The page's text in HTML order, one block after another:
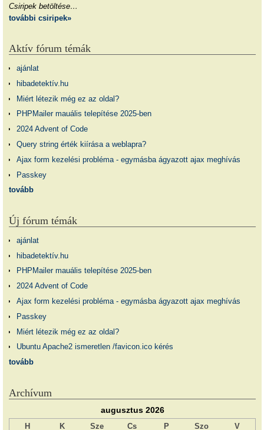
Csiripek betöltése…
további csiripek»
Aktív fórum témák
ajánlat
hibadetektív.hu
Miért létezik még ez az oldal?
PHPMailer mauális telepítése 2025-ben
2024 Advent of Code
Query string érték kiírása a weblapra?
Ajax form kezelési probléma - egymásba ágyazott ajax meghívás
Passkey
tovább
Új fórum témák
ajánlat
hibadetektív.hu
PHPMailer mauális telepítése 2025-ben
2024 Advent of Code
Ajax form kezelési probléma - egymásba ágyazott ajax meghívás
Passkey
Miért létezik még ez az oldal?
Ubuntu Apache2 ismeretlen /favicon.ico kérés
tovább
Archívum
augusztus 2026
H K Sze Cs P Szo V